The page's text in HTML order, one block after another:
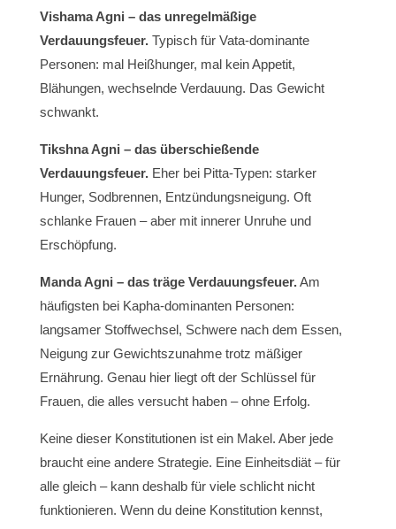
Vishama Agni – das unregelmäßige
Verdauungsfeuer.Typisch für Vata-dominante
Personen: mal Heißhunger, mal kein Appetit,
Blähungen, wechselnde Verdauung. Das Gewicht
schwankt.
Tikshna Agni – das überschießende
Verdauungsfeuer.Eher bei Pitta-Typen: starker
Hunger, Sodbrennen, Entzündungsneigung. Oft
schlanke Frauen – aber mit innerer Unruhe und
Erschöpfung.
Manda Agni – das träge Verdauungsfeuer.Am
häufigsten bei Kapha-dominanten Personen:
langsamer Stoffwechsel, Schwere nach dem Essen,
Neigung zur Gewichtszunahme trotz mäßiger
Ernährung. Genau hier liegt oft der Schlüssel für
Frauen, die alles versucht haben – ohne Erfolg.
Keine dieser Konstitutionen ist ein Makel. Aber jede
braucht eine andere Strategie. Eine Einheitsdiät – für
alle gleich – kann deshalb für viele schlicht nicht
funktionieren. Wenn du deine Konstitution kennst,